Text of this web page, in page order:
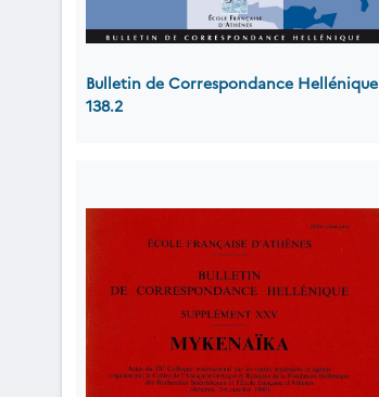
Bulletin de Correspondance Hellénique
138.2